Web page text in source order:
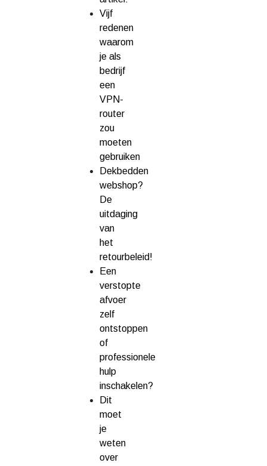
Vijf
redenen
waarom
je als
bedrijf
een
VPN-
router
zou
moeten
gebruiken
Dekbedden
webshop?
De
uitdaging
van
het
retourbeleid!
Een
verstopte
afvoer
zelf
ontstoppen
of
professionele
hulp
inschakelen?
Dit
moet
je
weten
over